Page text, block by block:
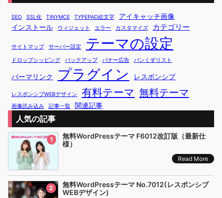
SEO SSL化 TINYMCE TYPEPAD絵文字
アイキャッチ画像
インストール
ウィジェット エラー カスタマイズ カテゴリー
サイトマップ サーバー設定 テーマの設定
ドロップシッピング バックアップ バナー広告 パンくずリスト
パーマリンク プラグイン レスポンシブ
レスポンシブWEBデザイン 有料テーマ 無料テーマ
画像読み込み 記事一覧 関連記事
人気の記事
1
無料WordPressテーマ F6012改訂版（最新仕
様）
Read More
2
無料WordPressテーマ No.7012(レスポンシブ
WEBデザイン)